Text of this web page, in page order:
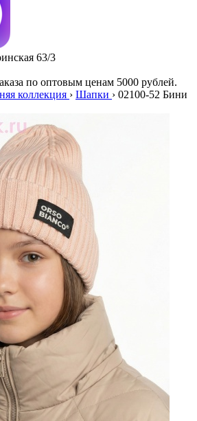
63/3
по оптовым ценам 5000 рублей.
коллекция › Шапки › 02100-52 Бини